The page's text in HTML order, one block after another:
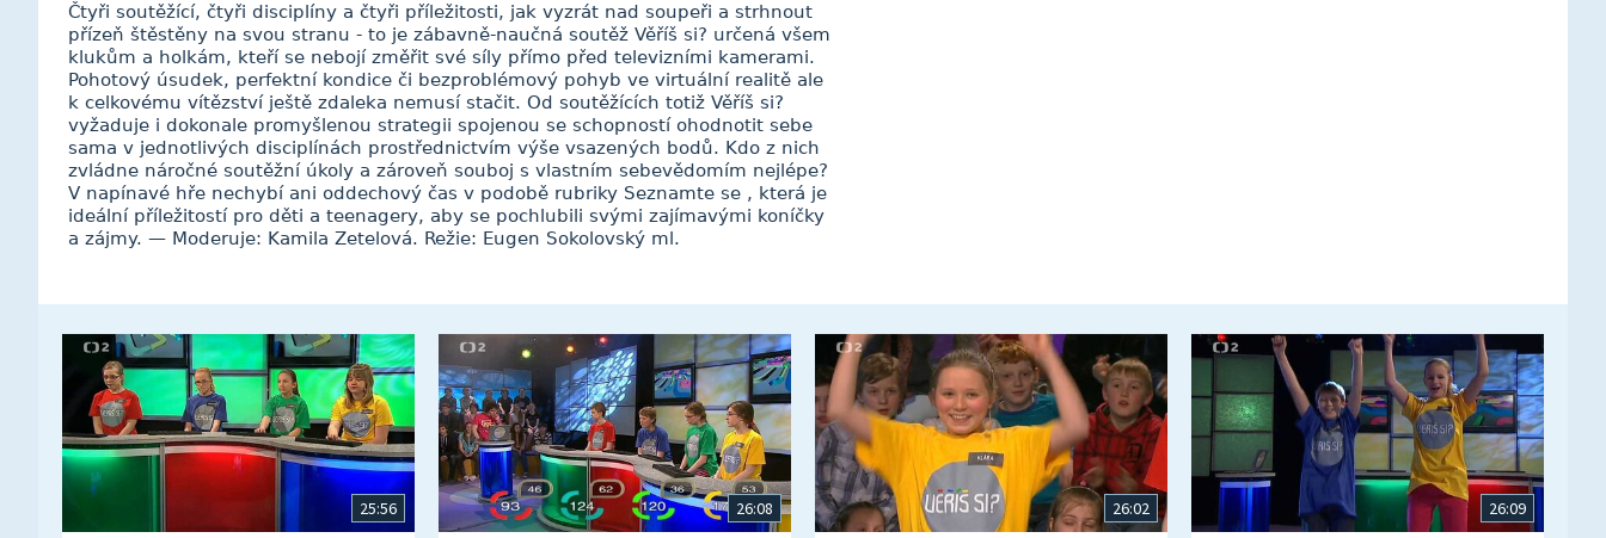
Čtyři soutěžící, čtyři disciplíny a čtyři příležitosti, jak vyzrát nad soupeři a strhnout
přízeň štěstěny na svou stranu - to je zábavně-naučná soutěž Věříš si? určená všem
klukům a holkám, kteří se nebojí změřit své síly přímo před televizními kamerami.
Pohotový úsudek, perfektní kondice či bezproblémový pohyb ve virtuální realitě ale
k celkovému vítězství ještě zdaleka nemusí stačit. Od soutěžících totiž Věříš si?
vyžaduje i dokonale promyšlenou strategii spojenou se schopností ohodnotit sebe
sama v jednotlivých disciplínách prostřednictvím výše vsazených bodů. Kdo z nich
zvládne náročné soutěžní úkoly a zároveň souboj s vlastním sebevědomím nejlépe?
V napínavé hře nechybí ani oddechový čas v podobě rubriky Seznamte se , která je
ideální příležitostí pro děti a teenagery, aby se pochlubili svými zajímavými koníčky
a zájmy. — Moderuje: Kamila Zetelová. Režie: Eugen Sokolovský ml.
25:56 26:08 26:02 26:09